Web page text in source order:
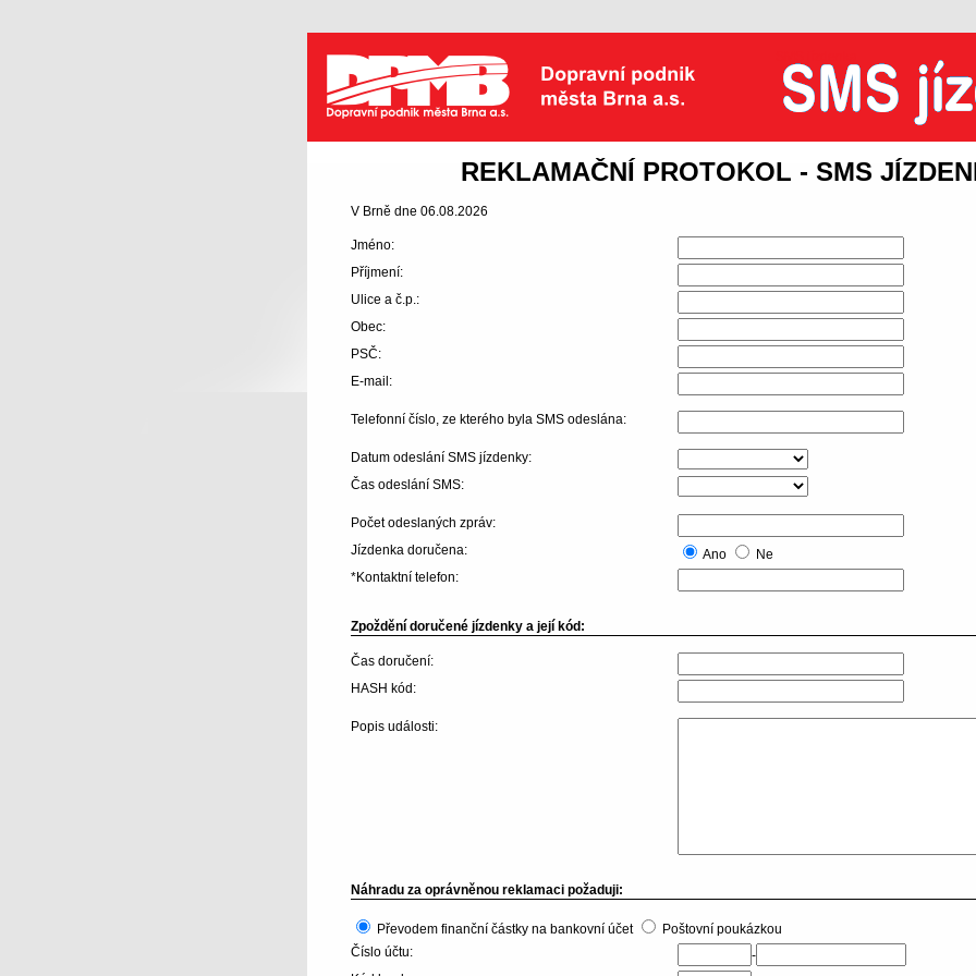
REKLAMAČNÍ PROTOKOL - SMS
V Brně dne 06.08.2026
Jméno:
Příjmení:
Ulice a č.p.:
Obec:
PSČ:
E-mail:
Telefonní číslo, ze kterého byla SMS odeslána:
Datum odeslání SMS jízdenky:
Čas odeslání SMS:
Počet odeslaných zpráv:
Jízdenka doručena:
Ano
Ne
*Kontaktní telefon:
Zpoždění doručené jízdenky a její kód:
Čas doručení:
HASH kód:
Popis události:
Náhradu za oprávněnou reklamaci požaduji:
Převodem finanční částky na bankovní účet
Poštovní poukázkou
Číslo účtu:
-